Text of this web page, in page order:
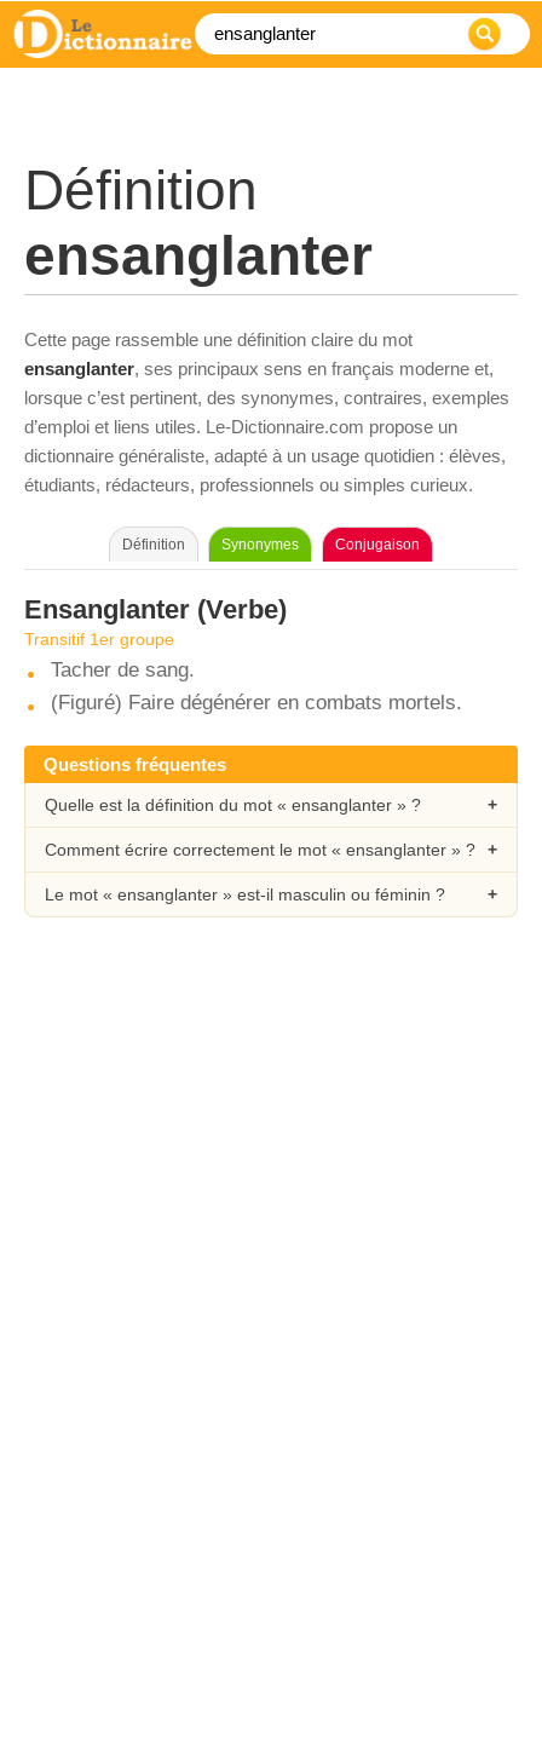
Définition
ensanglanter
Cette page rassemble une définition claire du mot
ensanglanter, ses principaux sens en français moderne et,
lorsque c’est pertinent, des synonymes, contraires, exemples
d’emploi et liens utiles. Le-Dictionnaire.com propose un
dictionnaire généraliste, adapté à un usage quotidien : élèves,
étudiants, rédacteurs, professionnels ou simples curieux.
Définition Synonymes Conjugaison
Ensanglanter (Verbe)
Transitif 1er groupe
Tacher de sang.
(Figuré) Faire dégénérer en combats mortels.
Questions fréquentes
Quelle est la définition du mot « ensanglanter » ?
Comment écrire correctement le mot « ensanglanter » ?
Le mot « ensanglanter » est-il masculin ou féminin ?